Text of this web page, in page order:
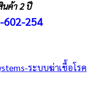
นค้า 2 ปี
602-254
ระบบฆ่าเชื้อโรค